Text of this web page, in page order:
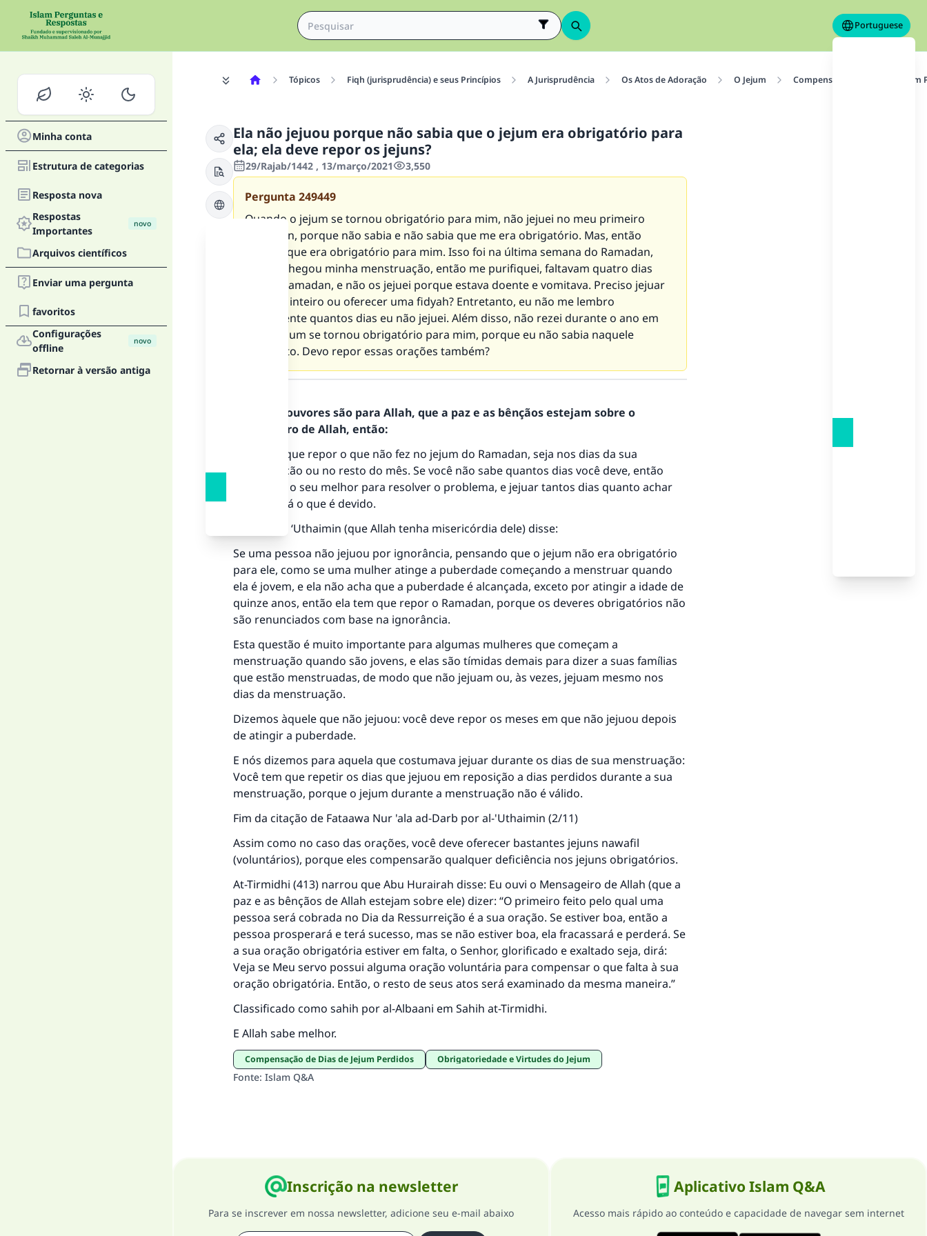
Portuguese
Minha conta
Estrutura de categorias
Resposta nova
Respostas
Importantes
novo
Arquivos científicos
Enviar uma pergunta
favoritos
Configurações
offline
novo
Retornar à versão antiga
Tópicos Fiqh (jurisprudência) e seus Princípios A Jurisprudência Os Atos de Adoração O Jejum Compensação de Dias de Jejum
Ela não jejuou porque não sabia que o jejum era obrigatório para
ela; ela deve repor os jejuns?
29/Rajab/1442 , 13/março/2021 3,550
Pergunta 249449
Quando o jejum se tornou obrigatório para mim, não jejuei no meu primeiro
Ramadan, porque não sabia e não sabia que me era obrigatório. Mas, então
percebi que era obrigatório para mim. Isso foi na última semana do Ramadan,
porém chegou minha menstruação, então me purifiquei, faltavam quatro dias
para o Ramadan, e não os jejuei porque estava doente e vomitava. Preciso jejuar
um mês inteiro ou oferecer uma fidyah? Entretanto, eu não me lembro
exatamente quantos dias eu não jejuei. Além disso, não rezei durante o ano em
que o jejum se tornou obrigatório para mim, porque eu não sabia naquele
momento. Devo repor essas orações também?
Todos os louvores são para Allah, que a paz e as bênçãos estejam sobre o
Mensageiro de Allah, então:
Você tem que repor o que não fez no jejum do Ramadan, seja nos dias da sua
menstruação ou no resto do mês. Se você não sabe quantos dias você deve, então
deve fazer o seu melhor para resolver o problema, e jejuar tantos dias quanto achar
que cobrirá o que é devido.
Shaikh Ibn ‘Uthaimin (que Allah tenha misericórdia dele) disse:
Se uma pessoa não jejuou por ignorância, pensando que o jejum não era obrigatório
para ele, como se uma mulher atinge a puberdade começando a menstruar quando
ela é jovem, e ela não acha que a puberdade é alcançada, exceto por atingir a idade de
quinze anos, então ela tem que repor o Ramadan, porque os deveres obrigatórios não
são renunciados com base na ignorância.
Esta questão é muito importante para algumas mulheres que começam a
menstruação quando são jovens, e elas são tímidas demais para dizer a suas famílias
que estão menstruadas, de modo que não jejuam ou, às vezes, jejuam mesmo nos
dias da menstruação.
Dizemos àquele que não jejuou: você deve repor os meses em que não jejuou depois
de atingir a puberdade.
E nós dizemos para aquela que costumava jejuar durante os dias de sua menstruação:
Você tem que repetir os dias que jejuou em reposição a dias perdidos durante a sua
menstruação, porque o jejum durante a menstruação não é válido.
Fim da citação de Fataawa Nur 'ala ad-Darb por al-'Uthaimin (2/11)
Assim como no caso das orações, você deve oferecer bastantes jejuns nawafil
(voluntários), porque eles compensarão qualquer deficiência nos jejuns obrigatórios.
At-Tirmidhi (413) narrou que Abu Hurairah disse: Eu ouvi o Mensageiro de Allah (que a
paz e as bênçãos de Allah estejam sobre ele) dizer: “O primeiro feito pelo qual uma
pessoa será cobrada no Dia da Ressurreição é a sua oração. Se estiver boa, então a
pessoa prosperará e terá sucesso, mas se não estiver boa, ela fracassará e perderá. Se
a sua oração obrigatória estiver em falta, o Senhor, glorificado e exaltado seja, dirá:
Veja se Meu servo possui alguma oração voluntária para compensar o que falta à sua
oração obrigatória. Então, o resto de seus atos será examinado da mesma maneira.”
Classificado como sahih por al-Albaani em Sahih at-Tirmidhi.
E Allah sabe melhor.
Compensação de Dias de Jejum Perdidos Obrigatoriedade e Virtudes do Jejum
Fonte: Islam Q&A
Inscrição na newsletter
Para se inscrever em nossa newsletter, adicione seu e-mail abaixo
Aplicativo Islam Q&A
Acesso mais rápido ao conteúdo e capacidade de navegar sem internet
A resposta n° 110845 salvou um casamento.
Ajude-nos a responder à Ummah
O Profeta ﷺ disse,
"Quem quer que incentive outros a fazer o que é bom receberá a
mesma recompensa que aqueles que o fazem."
(MUSLIM, 1893)
CONTRIBUIR